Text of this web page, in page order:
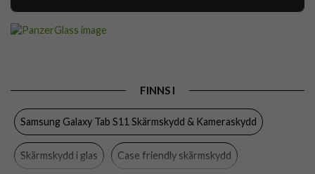
Färg Genomskinlig
FINNS I
Samsung Galaxy Tab S11 Skärmskydd & Kameraskydd
Skärmskydd i glas Case friendly skärmskydd